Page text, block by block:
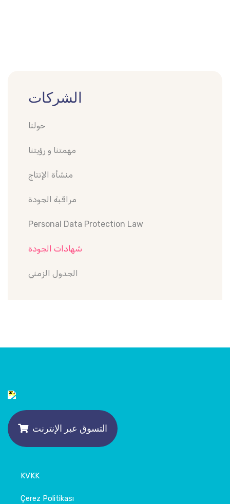
الشركات
حولنا
مهمتنا و رؤيتنا
منشأة الإنتاج
مراقبة الجودة
Personal Data Protection Law
شهادات الجودة
الجدول الزمني
التسوق عبر الإنترنت
KVKK
Çerez Politikası